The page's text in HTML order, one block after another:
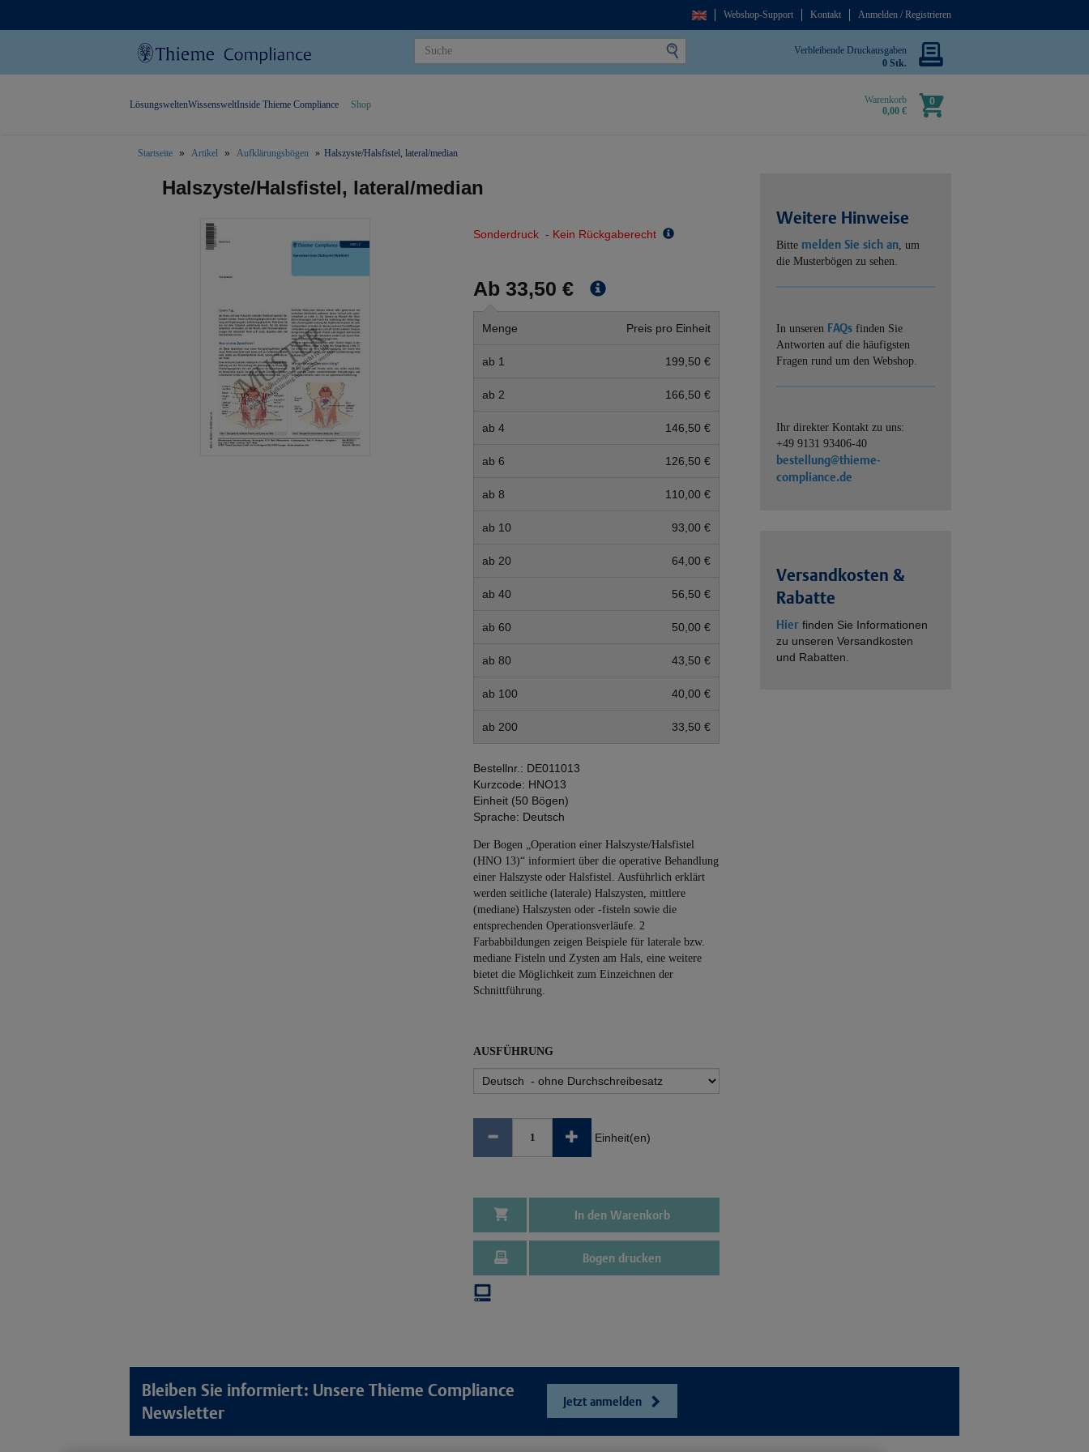
Webshop-Support Kontakt Anmelden / Registrieren
Verbleibende Druckausgaben
0 Stk.
Warenkorb
0,00 €
0
LösungsweltenWissensweltInside Thieme Compliance Shop
Startseite Artikel Aufklärungsbögen Halszyste/Halsfistel, lateral/median
Halszyste/Halsfistel, lateral/median
Sonderdruck - Kein Rückgaberecht
Ab 33,50 €
Menge Preis pro Einheit
ab 1 199,50 €
ab 2 166,50 €
ab 4 146,50 €
ab 6 126,50 €
ab 8 110,00 €
ab 10 93,00 €
ab 20 64,00 €
ab 40 56,50 €
ab 60 50,00 €
ab 80 43,50 €
ab 100 40,00 €
ab 200 33,50 €
Bestellnr.: DE011013
Kurzcode: HNO13
Einheit (50 Bögen)
Sprache: Deutsch
Der Bogen „Operation einer Halszyste/Halsfistel
(HNO 13)“ informiert über die operative Behandlung
einer Halszyste oder Halsfistel. Ausführlich erklärt
werden seitliche (laterale) Halszysten, mittlere
(mediane) Halszysten oder -fisteln sowie die
entsprechenden Operationsverläufe. 2
Farbabbildungen zeigen Beispiele für laterale bzw.
mediane Fisteln und Zysten am Hals, eine weitere
bietet die Möglichkeit zum Einzeichnen der
Schnittführung.
AUSFÜHRUNG
Einheit(en)
In den Warenkorb
Bogen drucken
Weitere Hinweise
Bitte melden Sie sich an, um
die Musterbögen zu sehen.
In unseren FAQs finden Sie
Antworten auf die häufigsten
Fragen rund um den Webshop.
Ihr direkter Kontakt zu uns:
+49 9131 93406-40
bestellung@thieme-
compliance.de
Versandkosten &
Rabatte
Hier finden Sie Informationen
zu unseren Versandkosten
und Rabatten.
Bleiben Sie informiert: Unsere Thieme Compliance
Newsletter
Jetzt anmelden